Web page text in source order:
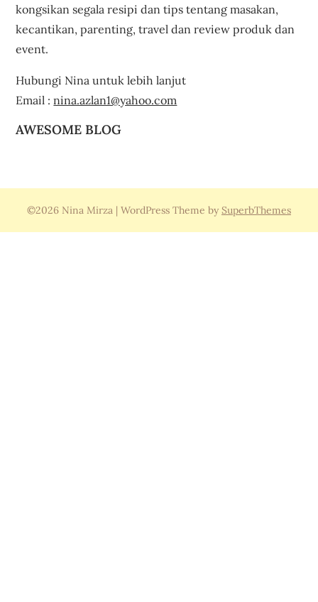
kongsikan segala resipi dan tips tentang masakan,
kecantikan, parenting, travel dan review produk dan
event.
Hubungi Nina untuk lebih lanjut
Email :nina.azlan1@yahoo.com
AWESOME BLOG
©2026 Nina Mirza | WordPress Theme by SuperbThemes